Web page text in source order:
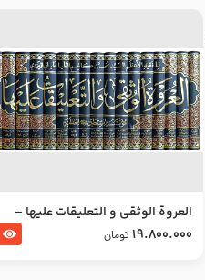
العروة الوثقى و التعليقات عليها –
طرح جدید
19.800.000 تومان